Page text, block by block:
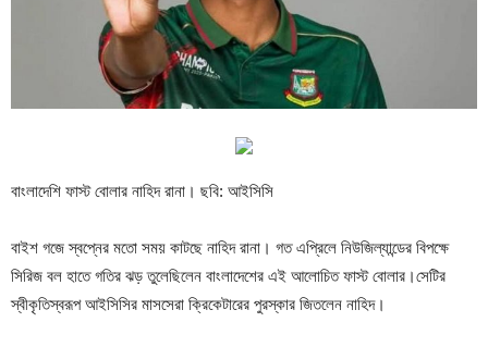
বাংলাদেশি ফাস্ট বোলার নাহিদ রানা। ছবি: আইসিসি
বাইশ গজে স্বপ্নের মতো সময় কাটছে নাহিদ রানা। গত এপ্রিলে নিউজিল্যান্ডের বিপক্ষে
সিরিজ বল হাতে গতির ঝড় তুলেছিলেন বাংলাদেশের এই আলোচিত ফাস্ট বোলার।সেটির
স্বীকৃতিস্বরূপ আইসিসির মাসসেরা ক্রিকেটারের পুরস্কার জিতলেন নাহিদ।